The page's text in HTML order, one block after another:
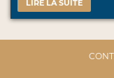
LIRE LA SUITE